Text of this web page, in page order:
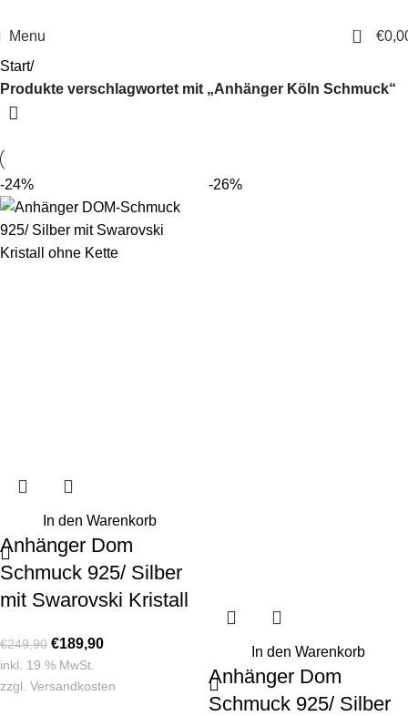
Menu 0 €
Start
Produkte verschlagwortet mit „Anhänger Köln Schmuck“
-24%
In den Warenkorb
Anhänger Dom
Schmuck 925/ Silber
mit Swarovski Kristall
€249,90 €189,90
inkl. 19 % MwSt.
zzgl. Versandkosten
-26%
In den Warenkorb
Anhänger Dom
Schmuck 925/ Silber